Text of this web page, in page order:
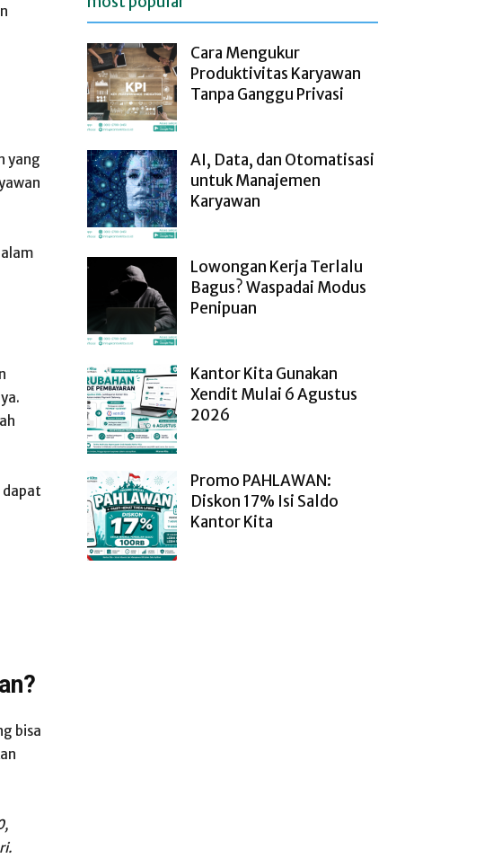
yang
dapat
bisa
Cara Mengukur
Produktivitas Karyawan
Tanpa Ganggu Privasi
AI, Data, dan Otomatisasi
untuk Manajemen
Karyawan
Lowongan Kerja Terlalu
Bagus? Waspadai Modus
Penipuan
Kantor Kita Gunakan
Xendit Mulai 6 Agustus
2026
Promo PAHLAWAN:
Diskon 17% Isi Saldo
Kantor Kita